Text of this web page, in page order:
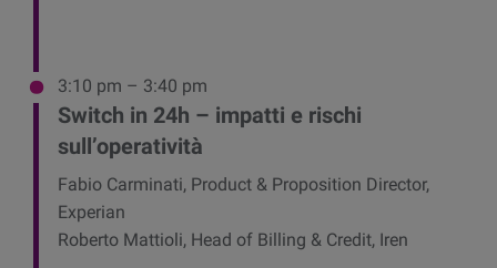
3:10 pm – 3:40 pm
Switch in 24h – impatti e rischi
sull’operatività
Fabio Carminati, Product & Proposition Director,
Experian
Roberto Mattioli, Head of Billing & Credit, Iren